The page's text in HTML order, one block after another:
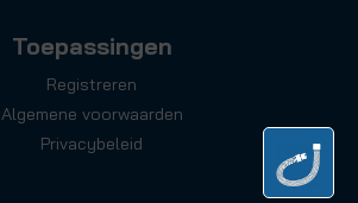
Toepassingen
Registreren
Algemene voorwaarden
Privacybeleid